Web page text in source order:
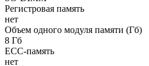
Регистровая память
нет
Объем одного модуля памяти (Гб)
8 Гб
ECC-память
нет